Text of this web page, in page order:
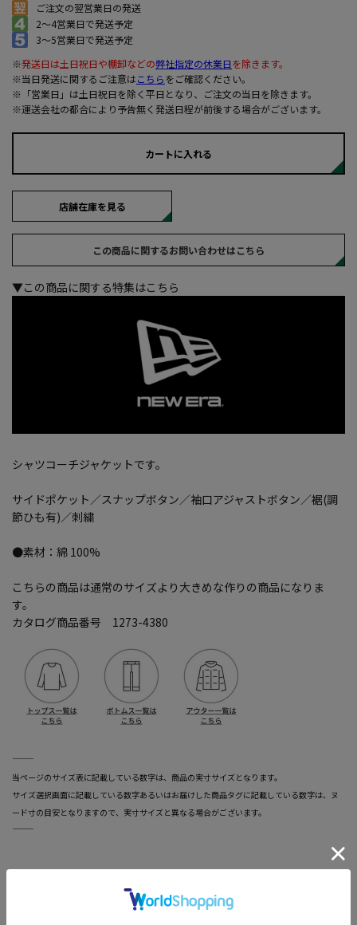
ご注文の翌営業日の発送
2～4営業日で発送予定
3～5営業日で発送予定
※発送日は土日祝日や棚卸などの弊社指定の休業日を除きます。
※当日発送に関するご注意はこちらをご確認ください。
※「営業日」は土日祝日を除く平日となり、ご注文の当日を除きます。
※運送会社の都合により予告無く発送日程が前後する場合がございます。
カートに入れる
店舗在庫を見る
この商品に関するお問い合わせはこちら
▼この商品に関する特集はこちら
シャツコーチジャケットです。
サイドポケット／スナップボタン／袖口アジャストボタン／裾(調
節ひも有)／刺繍
●素材：綿 100%
こちらの商品は通常のサイズより大きめな作りの商品になりま
す。
カタログ商品番号 1273-4380
―――――――――――――――――――――――
当ページのサイズ表に記載している数字は、商品の実寸サイズとなります。
サイズ選択画面に記載している数字あるいはお届けした商品タグに記載している数字は、ヌ
ード寸の目安となりますので、実寸サイズと異なる場合がございます。
―――――――――――――――――――――――